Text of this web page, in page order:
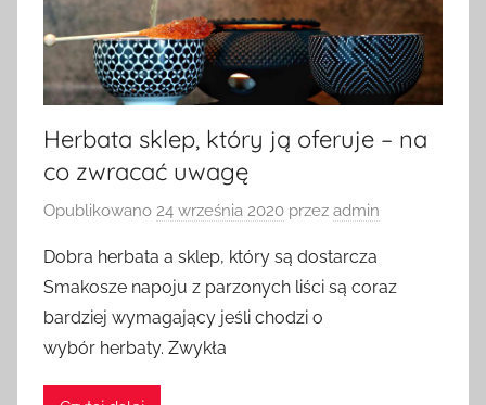
Herbata sklep, który ją oferuje – na
co zwracać uwagę
Opublikowano 24 września 2020 przez admin
Dobra herbata a sklep, który są dostarcza
Smakosze napoju z parzonych liści są coraz
bardziej wymagający jeśli chodzi o
wybór herbaty. Zwykła